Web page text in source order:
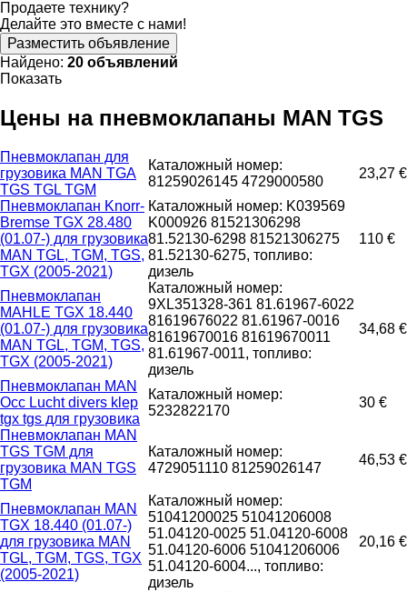
Продаете технику?
Делайте это вместе с нами!
Разместить объявление
Найдено: 20 объявлений
Показать
Цены на пневмоклапаны MAN TGS
Пневмоклапан для
грузовика MAN TGA
TGS TGL TGM
Каталожный номер:
81259026145 4729000580
23,27 €
Пневмоклапан Knorr-
Bremse TGX 28.480
(01.07-) для грузовика
MAN TGL, TGM, TGS,
TGX (2005-2021)
Каталожный номер: K039569
K000926 81521306298
81.52130-6298 81521306275
81.52130-6275, топливо:
дизель
110 €
Пневмоклапан
MAHLE TGX 18.440
(01.07-) для грузовика
MAN TGL, TGM, TGS,
TGX (2005-2021)
Каталожный номер:
9XL351328-361 81.61967-6022
81619676022 81.61967-0016
81619670016 81619670011
81.61967-0011, топливо:
дизель
34,68 €
Пневмоклапан MAN
Occ Lucht divers klep
tgx tgs для грузовика
Каталожный номер:
5232822170
30 €
Пневмоклапан MAN
TGS TGM для
грузовика MAN TGS
TGM
Каталожный номер:
4729051110 81259026147
46,53 €
Пневмоклапан MAN
TGX 18.440 (01.07-)
для грузовика MAN
TGL, TGM, TGS, TGX
(2005-2021)
Каталожный номер:
51041200025 51041206008
51.04120-0025 51.04120-6008
51.04120-6006 51041206006
51.04120-6004..., топливо:
дизель
20,16 €